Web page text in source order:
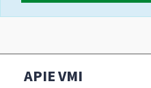
APIE VMI